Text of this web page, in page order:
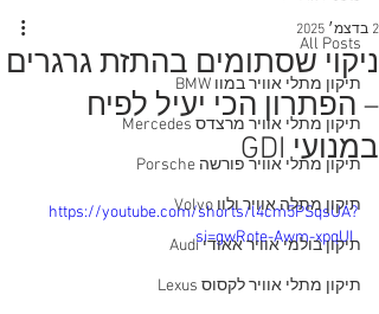
All Posts
תיקון מתלי אוויר במוו BMW
תיקון מתלי אוויר מרצדס Mercedes
תיקון מתלי אוויר פורשה Porsche
תיקון מתלה אוויר ולוו Volvo
תיקון בולמי אוויר אאודי Audi
תיקון מתלי אוויר לקסוס Lexus
ניקוי שסתומים בהתזת גרגרים
– הפתרון הכי יעיל לפיח
במנועי GDI
2 בדצמ׳ 2025
https://youtube.com/shorts/l4cm5PSqsUA?
si=gwRote-Awm-xpqUL